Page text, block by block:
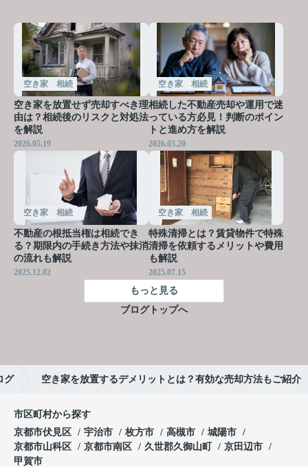
空き家 相続
空き家を放置せず売却すべき理
由は？相続後のリスクと対処法
を解説
2026.05.19
空き家 相続
相続した不動産売却や運用で迷
っている方必見！判断のポイン
トと進め方を解説
2026.03.20
空き家 相続
不動産の根抵当権は相続でき
る？期限内の手続き方法や抹消
の流れも解説
2025.12.02
空き家 相続
特殊清掃とは？賃貸物件で特殊
清掃を依頼するメリットや費用
も解説
2025.07.15
もっと見る
ブログトップへ
グ 空き家を放置するデメリットとは？有効な売却方法もご紹介
市区町村から探す
京都市伏見区
宇治市 枚方市 高槻市
城陽市
京都市山科区
京都市南区 久世郡久御山町
京田辺市
甲賀市